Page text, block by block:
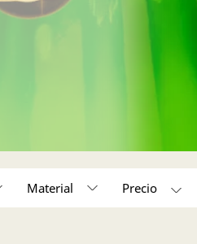
Material